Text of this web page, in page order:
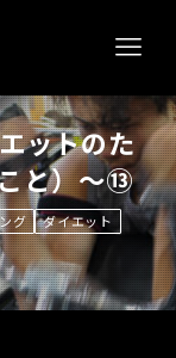
ットのた
と）～⑬
グ
ダイエット